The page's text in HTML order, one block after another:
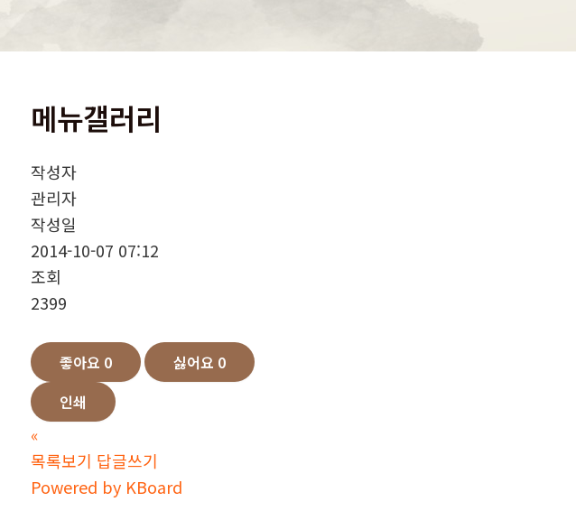
메뉴갤러리
작성자
관리자
작성일
2014-10-07 07:12
조회
2399
좋아요 0 싫어요 0
인쇄
«
목록보기 답글쓰기
Powered by KBoard